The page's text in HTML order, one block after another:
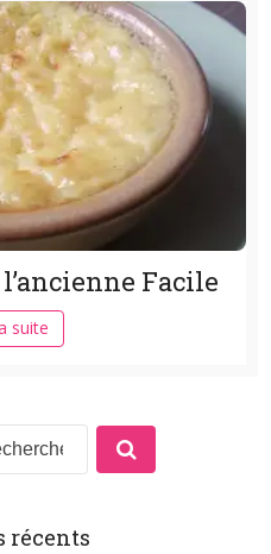
Facile
suite
récents